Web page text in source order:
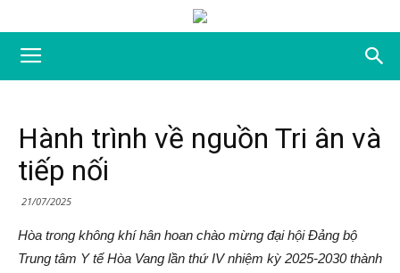
Hành trình về nguồn Tri ân và
tiếp nối
21/07/2025
Hòa trong không khí hân hoan chào mừng đại hội Đảng bộ
Trung tâm Y tế Hòa Vang lần thứ IV nhiệm kỳ 2025-2030 thành